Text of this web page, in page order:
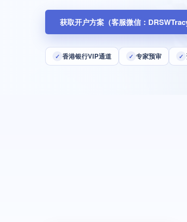
获取开户方案（客服微信：
✓ 香港银行VIP通道 ✓ 专家预审 ✓